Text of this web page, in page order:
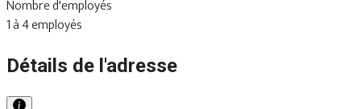
Nombre d'employés
1 à 4 employés
Détails de l'adresse